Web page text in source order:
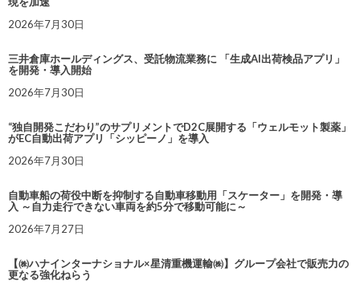
2026年7月30日
三井倉庫ホールディングス、受託物流業務に 「生成AI出荷検品アプリ」
を開発・導入開始
2026年7月30日
“独自開発こだわり”のサプリメントでD2C展開する「ウェルモット製薬」
がEC自動出荷アプリ「シッピーノ」を導入
2026年7月30日
自動車船の荷役中断を抑制する自動車移動用「スケーター」を開発・導
入 ～自力走行できない車両を約5分で移動可能に～
2026年7月27日
【㈱ハナインターナショナル×星清重機運輸㈱】グループ会社で販売力の
更なる強化ねらう